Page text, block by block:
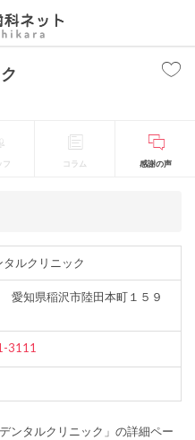
フ コラム 感謝の声
タルクリニック
知県稲沢市陸田本町１５９
3111
ンタルクリニック」の詳細ペー